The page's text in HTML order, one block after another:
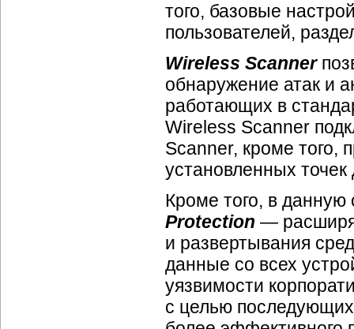
того, базовые
пользователей,
Wireless Scanner
обнаружение атак и
работающих в
Wireless Scanner
Scanner, кроме того,
установленных точек
Кроме того, в данную
Protection —
и развертывания
данные со всех
уязвимости
с целью